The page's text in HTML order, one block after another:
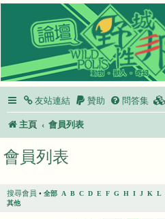
友站連結 贊助 問答集
主頁 會員列表
會員列表
搜尋會員 • 全部 A B C D E F G H I J K L
其他